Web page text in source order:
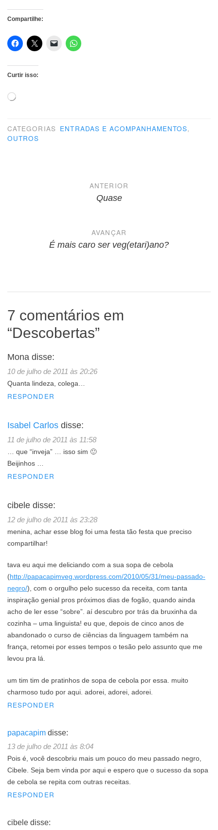
Compartilhe:
Curtir isso:
Carregando...
CATEGORIAS ENTRADAS E ACOMPANHAMENTOS,
OUTROS
NavegaçãoANTERIOR
Quase
AVANÇAR
É mais caro ser veg(etari)ano?
7 comentários em
“Descobertas”
Mona disse:
10 de julho de 2011 às 20:26
Quanta lindeza, colega…
RESPONDER
Isabel Carlos disse:
11 de julho de 2011 às 11:58
… que “inveja” … isso sim 🙂
Beijinhos …
RESPONDER
cibele disse:
12 de julho de 2011 às 23:28
menina, achar esse blog foi uma festa tão festa que preciso
compartilhar!
tava eu aqui me deliciando com a sua sopa de cebola
(http://papacapimveg.wordpress.com/2010/05/31/meu-passado-
negro/), com o orgulho pelo sucesso da receita, com tanta
inspiração genial pros próximos dias de fogão, quando ainda
acho de ler esse “sobre”. aí descubro por trás da bruxinha da
cozinha – uma linguista! eu que, depois de cinco anos de
abandonado o curso de ciências da linguagem também na
frança, retomei por esses tempos o tesão pelo assunto que me
levou pra lá.
um tim tim de pratinhos de sopa de cebola por essa. muito
charmoso tudo por aqui. adorei, adorei, adorei.
RESPONDER
papacapim disse:
13 de julho de 2011 às 8:04
Pois é, você descobriu mais um pouco do meu passado negro,
Cibele. Seja bem vinda por aqui e espero que o sucesso da sopa
de cebola se repita com outras receitas.
RESPONDER
cibele disse: